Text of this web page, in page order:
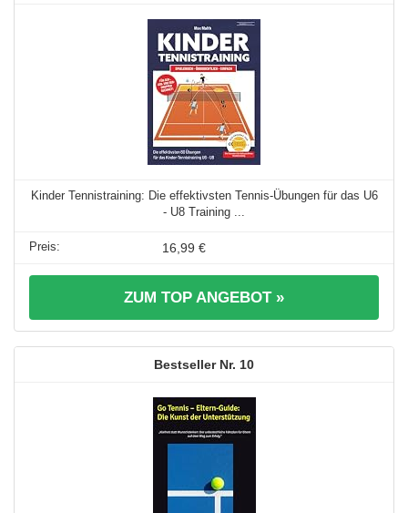
Kinder Tennistraining: Die effektivsten Tennis-Übungen für das U6
- U8 Training ...
16,99 €
ZUM TOP ANGEBOT »
10